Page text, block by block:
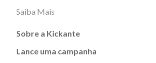
Saiba Mais
Sobre a Kickante
Lance uma campanha